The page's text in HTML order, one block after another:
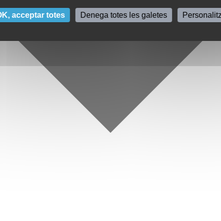
acceptar totes Denega totes les galetes